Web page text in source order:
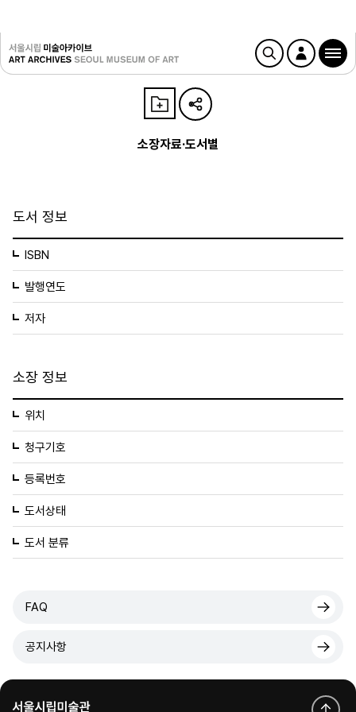
소장자료·도서별
도서 정보
ISBN
발행연도
저자
소장 정보
위치
청구기호
등록번호
도서상태
도서 분류
FAQ
공지사항